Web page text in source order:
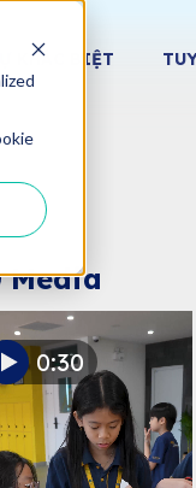
SỰ KHÁC BIỆT
Media
0:30